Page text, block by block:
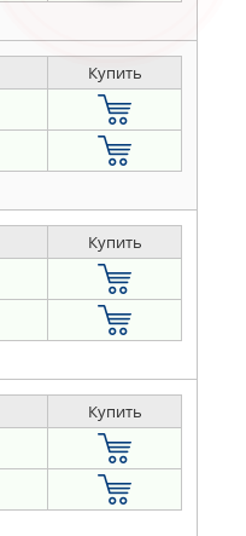
Купить
Купить
Купить